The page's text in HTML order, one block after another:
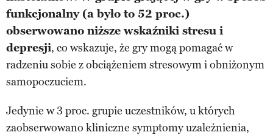
funkcjonalny (a było to 52 proc.)
obserwowano niższe wskaźniki stresu i
depresji, co wskazuje, że gry mogą pomagać w
radzeniu sobie z obciążeniem stresowym i obniżonym
samopoczuciem.
Jedynie w 3 proc. grupie uczestników, u których
zaobserwowano kliniczne symptomy uzależnienia,